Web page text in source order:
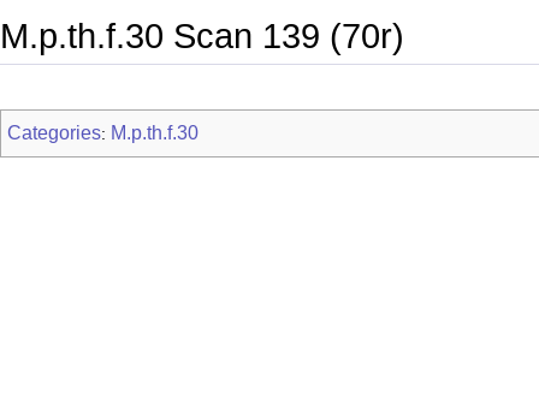
M.p.th.f.30 Scan 139 (70r)
Categories: M.p.th.f.30